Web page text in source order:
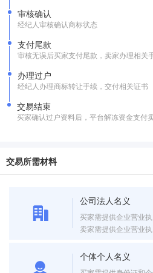
审核确认
经纪人审核确认商标状态
支付尾款
审核无误后买家支付尾款，卖家办理相关
办理过户
经纪人办理商标转让手续，交付相关证书
交易结束
买家确认过户资料后，平台解冻资金支付
交易所需材料
公司法人名义
买家需提供企业营业执
卖家需提供企业营业
个体个人名义